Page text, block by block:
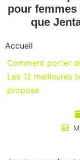
pour
que
Accueil
Comment porter
Les 12 meilleures
propose